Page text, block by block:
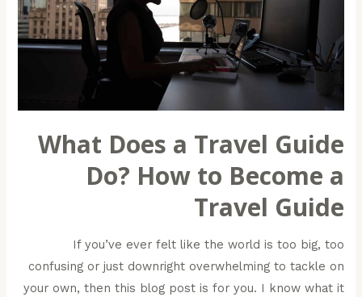
What Does a Travel Guide
Do? How to Become a
Travel Guide
If you’ve ever felt like the world is too big, too
confusing or just downright overwhelming to tackle on
your own, then this blog post is for you. I know what it